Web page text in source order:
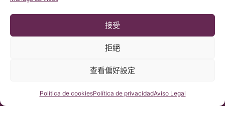
接受
拒絕
查看偏好設定
Política de cookiesPolítica de privacidadAviso Legal
本網站內容原文為西班牙語，網站的翻譯內容非官方翻譯，不具法
咨詢我們